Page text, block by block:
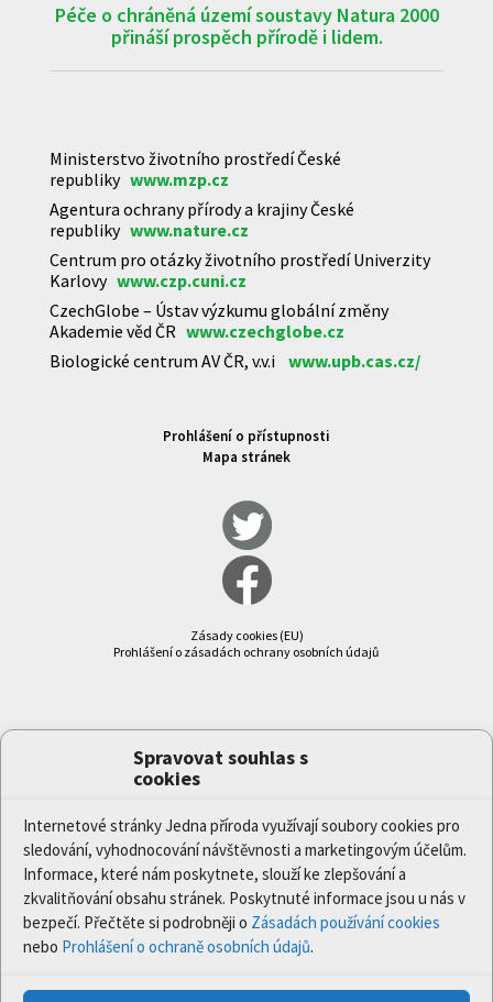
Spravovat souhlas s
cookies
Internetové stránky Jedna příroda využívají soubory cookies pro
sledování, vyhodnocování návštěvnosti a marketingovým účelům.
Informace, které nám poskytnete, slouží ke zlepšování a
zkvalitňování obsahu stránek. Poskytnuté informace jsou u nás v
bezpečí. Přečtěte si podrobněji o Zásadách používání cookies
nebo Prohlášení o ochraně osobních údajů.
Péče o chráněná území soustavy Natura 2000
přináší prospěch přírodě i lidem.
Ministerstvo životního prostředí České
republiky www.mzp.cz
Agentura ochrany přírody a krajiny České
republiky www.nature.cz
Centrum pro otázky životního prostředí Univerzity
Karlovy www.czp.cuni.cz
CzechGlobe – Ústav výzkumu globální změny
Akademie věd ČR www.czechglobe.cz
Biologické centrum AV ČR, v.v.i www.upb.cas.cz/
Prohlášení o přístupnosti
Mapa stránek
Zásady cookies (EU)
Prohlášení o zásadách ochrany osobních údajů